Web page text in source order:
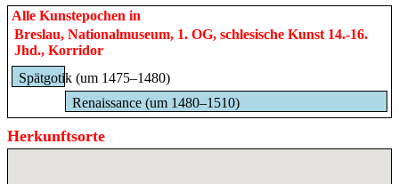
Alle Kunstepochen in
Breslau, Nationalmuseum, 1. OG, schlesische Kunst 14.-16.
Jhd., Korridor
Spätgotik (um 1475–1480)
Renaissance (um 1480–1510)
Herkunftsorte